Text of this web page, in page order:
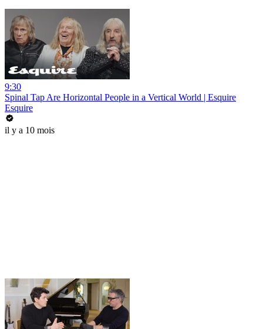
9:30
Spinal Tap Are Horizontal People in a Vertical World | Esquire
Esquire
il y a 10 mois